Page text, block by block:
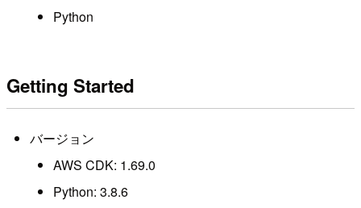
Python
Getting Started
バージョン
AWS CDK: 1.69.0
Python: 3.8.6